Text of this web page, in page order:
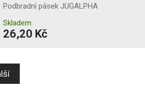
Podbradní pásek JUGALPHA
Skladem
26,20 Kč